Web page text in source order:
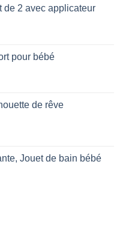
de 2 avec applicateur
pour bébé
de rêve
Jouet de bain bébé